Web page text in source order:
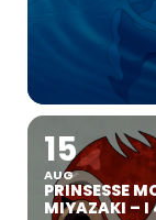
15
AUG
PRINSESSE
MIYAZAKI – I